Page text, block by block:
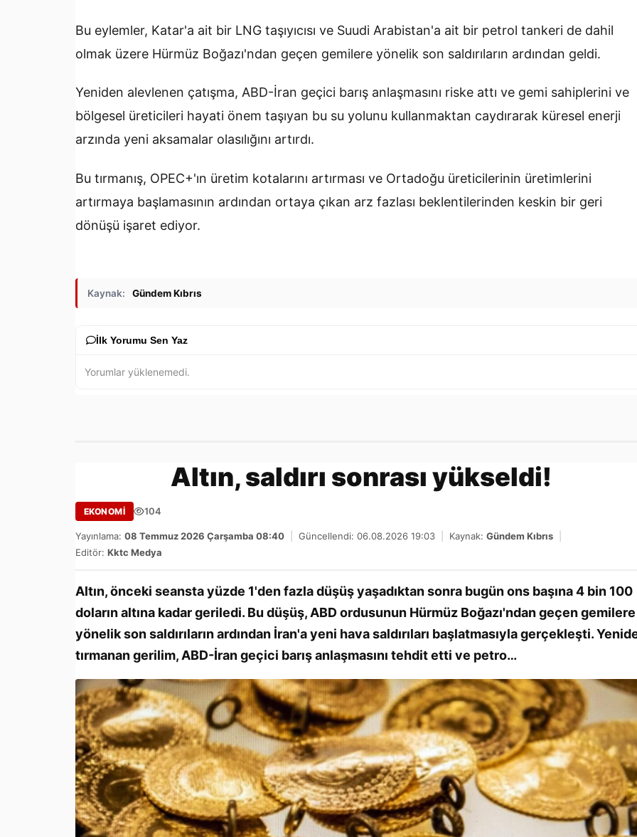
Bu eylemler, Katar'a ait bir LNG taşıyıcısı ve Suudi Arabistan'a ait bir petrol tankeri de dahil
olmak üzere Hürmüz Boğazı'ndan geçen gemilere yönelik son saldırıların ardından geldi.
Yeniden alevlenen çatışma, ABD-İran geçici barış anlaşmasını riske attı ve gemi sahiplerini ve
bölgesel üreticileri hayati önem taşıyan bu su yolunu kullanmaktan caydırarak küresel enerji
arzında yeni aksamalar olasılığını artırdı.
Bu tırmanış, OPEC+'ın üretim kotalarını artırması ve Ortadoğu üreticilerinin üretimlerini
artırmaya başlamasının ardından ortaya çıkan arz fazlası beklentilerinden keskin bir geri
dönüşü işaret ediyor.
Kaynak: Gündem Kıbrıs
İlk Yorumu Sen Yaz
Yorumlar yüklenemedi.
Altın, saldırı sonrası yükseldi!
EKONOMİ 104
Yayınlama: 08 Temmuz 2026 Çarşamba 08:40 Güncellendi: 06.08.2026 19:03 Kaynak: Gündem Kıbrıs
Editör: Kktc Medya
Altın, önceki seansta yüzde 1'den fazla düşüş yaşadıktan sonra bugün ons başına 4 bin 100
doların altına kadar geriledi. Bu düşüş, ABD ordusunun Hürmüz Boğazı'ndan geçen gemilere
yönelik son saldırıların ardından İran'a yeni hava saldırıları başlatmasıyla gerçekleşti.
tırmanan gerilim, ABD-İran geçici barış anlaşmasını tehdit etti ve petro…